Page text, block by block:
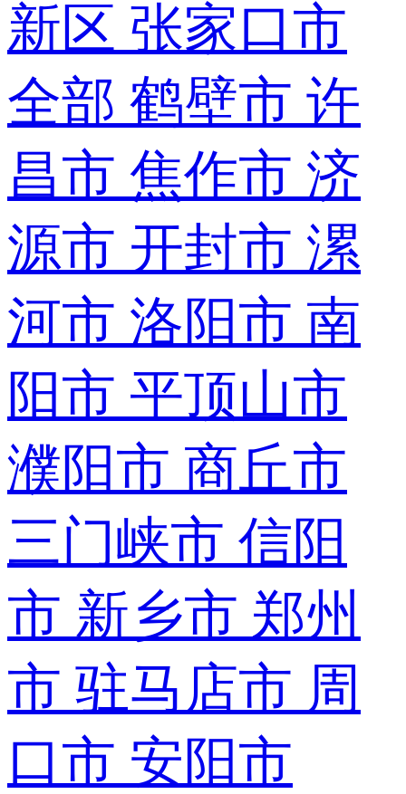
新区 张家口市
全部 鹤壁市 许
昌市 焦作市 济
源市 开封市 漯
河市 洛阳市 南
阳市 平顶山市
濮阳市 商丘市
三门峡市 信阳
市 新乡市 郑州
市 驻马店市 周
口市 安阳市